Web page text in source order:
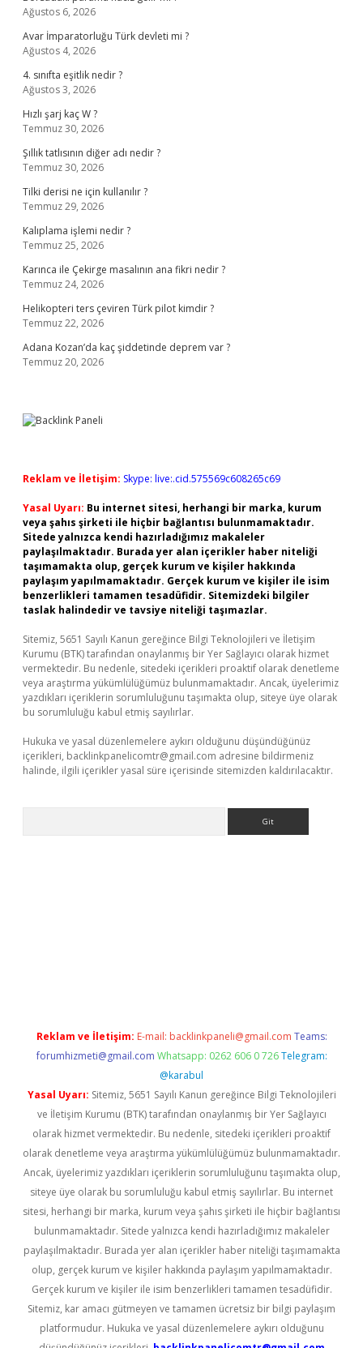
Ağustos 6, 2026
Avar İmparatorluğu Türk devleti mi ?
Ağustos 4, 2026
4. sınıfta eşitlik nedir ?
Ağustos 3, 2026
Hızlı şarj kaç W ?
Temmuz 30, 2026
Şıllık tatlısının diğer adı nedir ?
Temmuz 30, 2026
Tilki derisi ne için kullanılır ?
Temmuz 29, 2026
Kalıplama işlemi nedir ?
Temmuz 25, 2026
Karınca ile Çekirge masalının ana fikri nedir ?
Temmuz 24, 2026
Helikopteri ters çeviren Türk pilot kimdir ?
Temmuz 22, 2026
Adana Kozan’da kaç şiddetinde deprem var ?
Temmuz 20, 2026
Reklam ve İletişim: Skype: live:.cid.575569c608265c69
Yasal Uyarı: Bu internet sitesi, herhangi bir marka, kurum
veya şahıs şirketi ile hiçbir bağlantısı bulunmamaktadır.
Sitede yalnızca kendi hazırladığımız makaleler
paylaşılmaktadır. Burada yer alan içerikler haber niteliği
taşımamakta olup, gerçek kurum ve kişiler hakkında
paylaşım yapılmamaktadır. Gerçek kurum ve kişiler ile isim
benzerlikleri tamamen tesadüfidir. Sitemizdeki bilgiler
taslak halindedir ve tavsiye niteliği taşımazlar.
Sitemiz, 5651 Sayılı Kanun gereğince Bilgi Teknolojileri ve İletişim
Kurumu (BTK) tarafından onaylanmış bir Yer Sağlayıcı olarak hizmet
vermektedir. Bu nedenle, sitedeki içerikleri proaktif olarak denetleme
veya araştırma yükümlülüğümüz bulunmamaktadır. Ancak, üyelerimiz
yazdıkları içeriklerin sorumluluğunu taşımakta olup, siteye üye olarak
bu sorumluluğu kabul etmiş sayılırlar.
Hukuka ve yasal düzenlemelere aykırı olduğunu düşündüğünüz
içerikleri, backlinkpanelicomtr@gmail.com adresine bildirmeniz
halinde, ilgili içerikler yasal süre içerisinde sitemizden kaldırılacaktır.
Reklam ve İletişim: E-mail: backlinkpaneli@gmail.com Teams:
forumhizmeti@gmail.com Whatsapp: 0262 606 0 726 Telegram:
@karabul
Yasal Uyarı: Sitemiz, 5651 Sayılı Kanun gereğince Bilgi Teknolojileri
ve İletişim Kurumu (BTK) tarafından onaylanmış bir Yer Sağlayıcı
olarak hizmet vermektedir. Bu nedenle, sitedeki içerikleri proaktif
olarak denetleme veya araştırma yükümlülüğümüz bulunmamaktadır.
Ancak, üyelerimiz yazdıkları içeriklerin sorumluluğunu taşımakta olup,
siteye üye olarak bu sorumluluğu kabul etmiş sayılırlar. Bu internet
sitesi, herhangi bir marka, kurum veya şahıs şirketi ile hiçbir bağlantısı
bulunmamaktadır. Sitede yalnızca kendi hazırladığımız makaleler
paylaşılmaktadır. Burada yer alan içerikler haber niteliği taşımamakta
olup, gerçek kurum ve kişiler hakkında paylaşım yapılmamaktadır.
Gerçek kurum ve kişiler ile isim benzerlikleri tamamen tesadüfidir.
Sitemiz, kar amacı gütmeyen ve tamamen ücretsiz bir bilgi paylaşım
platformudur. Hukuka ve yasal düzenlemelere aykırı olduğunu